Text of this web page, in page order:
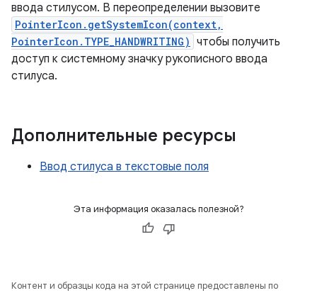
ввода стилусом. В переопределении вызовите
PointerIcon.getSystemIcon(context,
PointerIcon.TYPE_HANDWRITING) чтобы получить
доступ к системному значку рукописного ввода
стилуса.
Дополнительные ресурсы
Ввод стилуса в текстовые поля
Эта информация оказалась полезной?
Контент и образцы кода на этой странице предоставлены по